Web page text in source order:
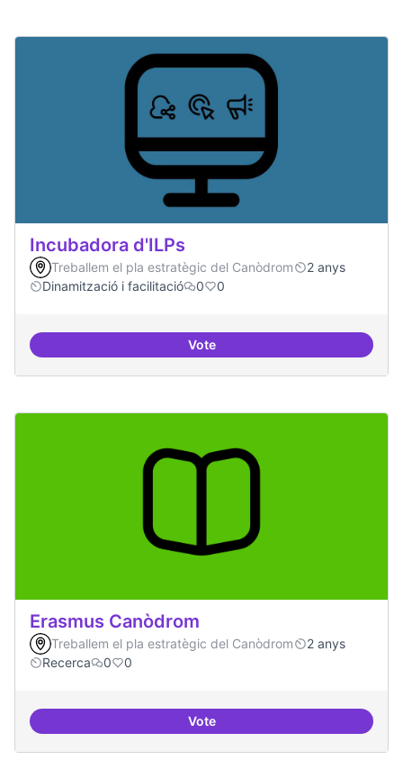
Incubadora d'ILPs
Treballem el pla estratègic del Canòdrom
2 anys
Dinamització i facilitació
0 0
VoteIncubadora d'ILPs
Erasmus Canòdrom
Treballem el pla estratègic del Canòdrom
2 anys
Recerca
0 0
VoteErasmus Canòdrom